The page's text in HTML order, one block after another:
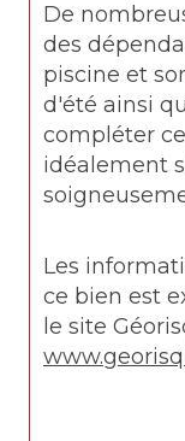
De
des
piscine et
d'été ainsi
compléter
idéalement
Les
ce bien est
le site